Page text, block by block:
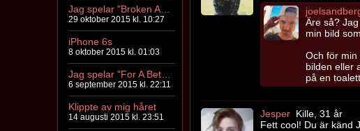
29 oktober 2015 kl. 10:27
iPhone 6s
8 oktober 2015 kl. 01:03
6 september 2015 kl. 22:11
Klippte av mig håret
14 augusti 2015 kl. 23:51
Äre så?
min bild
Och för
bilden eller
på en
Jesper Kille, 31 år
Fett cool! Du är känd